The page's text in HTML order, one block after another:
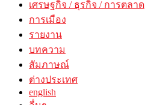
เศรษฐกิจ / ธุรกิจ / การตลาด
การเมือง
รายงาน
บทความ
สัมภาษณ์
ต่างประเทศ
english